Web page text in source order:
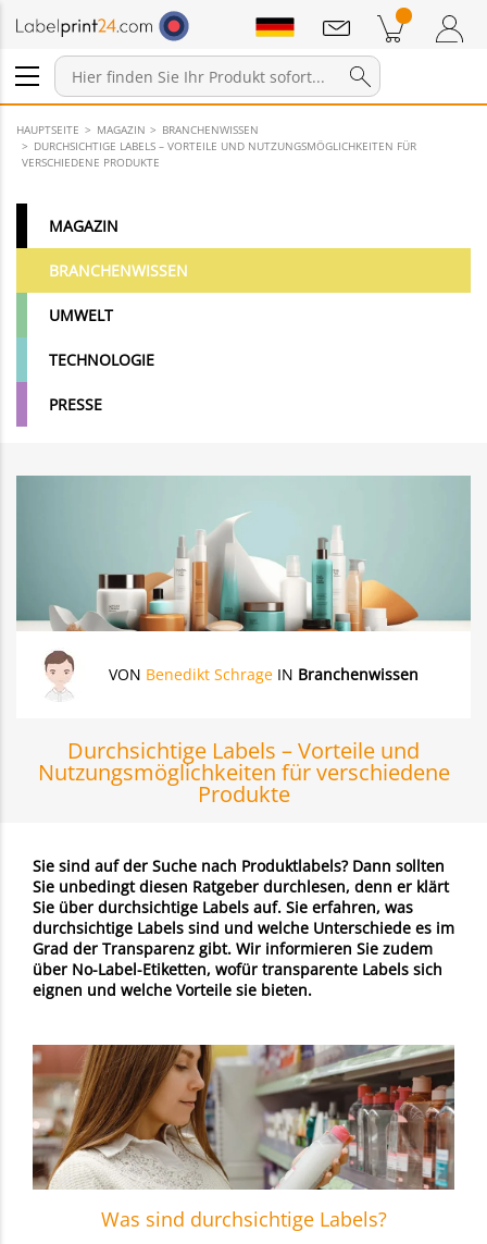
Anmelden / Registrieren
Warenkorb Zum Warenkorb
Mitteilungen
HAUPTSEITE MAGAZIN
BRANCHENWISSEN
DURCHSICHTIGE LABELS – VORTEILE UND NUTZUNGSMÖGLICHKEITEN FÜR
VERSCHIEDENE PRODUKTE
MAGAZIN
BRANCHENWISSEN
UMWELT
TECHNOLOGIE
PRESSE
VON Benedikt Schrage IN Branchenwissen
Durchsichtige Labels – Vorteile und
Nutzungsmöglichkeiten für verschiedene
Produkte
Sie sind auf der Suche nach Produktlabels? Dann sollten
Sie unbedingt diesen Ratgeber durchlesen, denn er klärt
Sie über durchsichtige Labels auf. Sie erfahren, was
durchsichtige Labels sind und welche Unterschiede es im
Grad der Transparenz gibt. Wir informieren Sie zudem
über No-Label-Etiketten, wofür transparente Labels sich
eignen und welche Vorteile sie bieten.
Was sind durchsichtige Labels?